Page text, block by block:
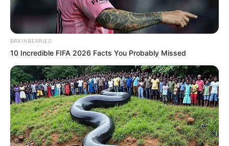
BRAINBERRIES
10 Incredible FIFA 2026 Facts You Probably Missed